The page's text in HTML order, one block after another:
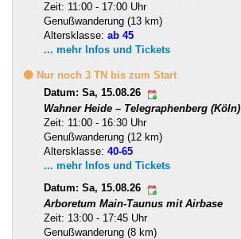
Zeit: 11:00 - 17:00 Uhr
Genußwanderung (13 km)
Altersklasse: ab 45
... mehr Infos und Tickets
🟡 Nur noch 3 TN bis zum Start
Datum: Sa, 15.08.26
Wahner Heide – Telegraphenberg (Köln)
Zeit: 11:00 - 16:30 Uhr
Genußwanderung (12 km)
Altersklasse: 40-65
... mehr Infos und Tickets
Datum: Sa, 15.08.26
Arboretum Main-Taunus mit Airbase
Zeit: 13:00 - 17:45 Uhr
Genußwanderung (8 km)